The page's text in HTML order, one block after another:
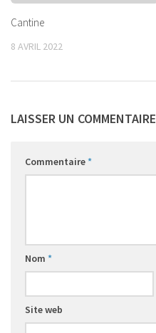
Cantine
8 AVRIL 2022
LAISSER UN COMMENTAIRE
Commentaire*
Nom *
Site web